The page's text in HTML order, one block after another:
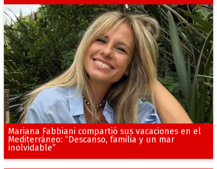
Mariana Fabbiani compartió sus vacaciones en el
Mediterráneo: “Descanso, familia y un mar
inolvidable”